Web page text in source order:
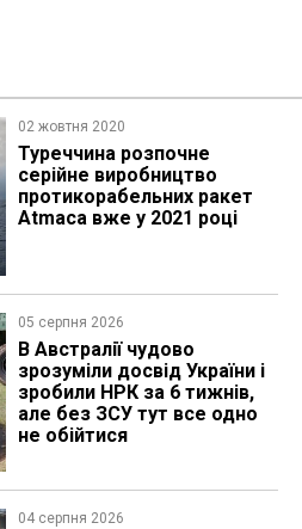
02 жовтня 2020
​Туреччина розпочне
серійне виробництво
протикорабельних ракет
Atmaca вже у 2021 році
05 серпня 2026
В Австралії чудово
зрозуміли досвід України і
зробили НРК за 6 тижнів,
але без ЗСУ тут все одно
не обійтися
04 серпня 2026